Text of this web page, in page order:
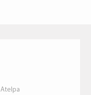
Atelpa